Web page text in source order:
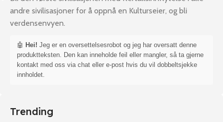
andre sivilisasjoner for å oppnå en Kulturseier, og bli
verdensenvyen.
🤖 Hei! Jeg er en oversettelsesrobot og jeg har oversatt denne
produktteksten. Den kan inneholde feil eller mangler, så ta gjerne
kontakt med oss via chat eller e-post hvis du vil dobbeltsjekke
innholdet.
Trending